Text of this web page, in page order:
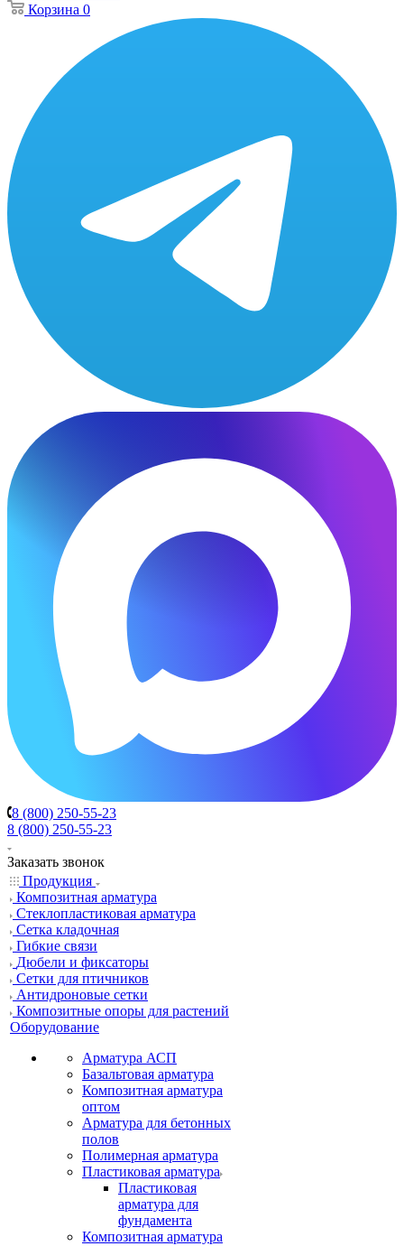
Корзина 0
8 (800) 250-55-23
8 (800) 250-55-23
Заказать звонок
Продукция
Композитная арматура
Cтеклопластиковая арматура
Сетка кладочная
Гибкие связи
Дюбели и фиксаторы
Сетки для птичников
Антидроновые сетки
Композитные опоры для растений
Оборудование
Арматура АСП
Базальтовая арматура
Композитная арматура
оптом
Арматура для бетонных
полов
Полимерная арматура
Пластиковая арматура
Пластиковая
арматура для
фундамента
Композитная арматура